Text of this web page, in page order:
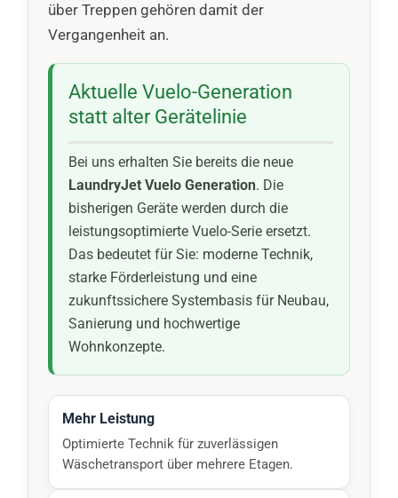
über Treppen gehören damit der
Vergangenheit an.
Aktuelle Vuelo-Generation
statt alter Gerätelinie
Bei uns erhalten Sie bereits die neue
LaundryJet Vuelo Generation. Die
bisherigen Geräte werden durch die
leistungsoptimierte Vuelo-Serie ersetzt.
Das bedeutet für Sie: moderne Technik,
starke Förderleistung und eine
zukunftssichere Systembasis für Neubau,
Sanierung und hochwertige
Wohnkonzepte.
Mehr Leistung
Optimierte Technik für zuverlässigen
Wäschetransport über mehrere Etagen.